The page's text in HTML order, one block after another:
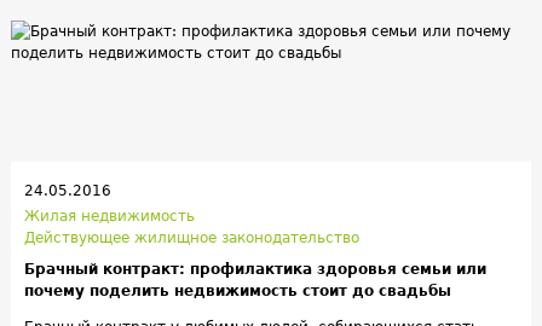
24.05.2016
Жилая недвижимость
Действующее жилищное законодательство
Брачный контракт: профилактика здоровья семьи или
почему поделить недвижимость стоит до свадьбы